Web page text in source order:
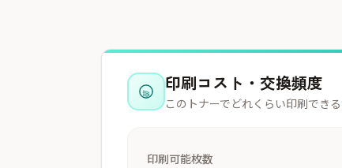
印刷コスト・交換頻度
このトナーでどれくらい印刷でき
印刷可能枚数